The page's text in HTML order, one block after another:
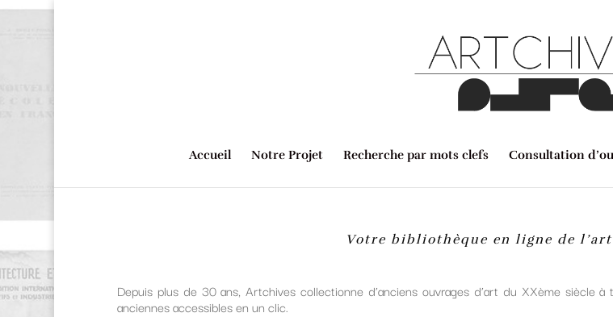
Accueil Notre Projet Recherche par mots clefs Consultation
Votre bibliothèque en ligne de
Depuis plus de 30 ans, Artchives collectionne d’anciens ouvrages d’art du XXème siècle
anciennes accessibles en un clic.